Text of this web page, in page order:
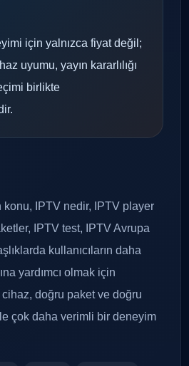
için yalnızca fiyat değil;
uyumu, yayın kararlılığı
birlikte
konu, IPTV nedir, IPTV player
IPTV test, IPTV Avrupa
kullanıcıların daha
yardımcı olmak için
cihaz, doğru paket ve doğru
çok daha verimli bir deneyim